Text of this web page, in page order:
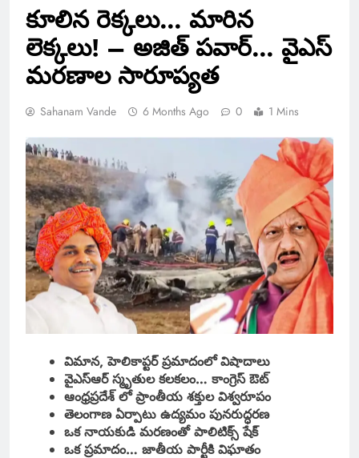
కూలిన రెక్కలు… మారిన
లెక్కలు! – అజిత్ పవార్… వైఎస్
మరణాల సారూప్యత
Sahanam Vande 6 Months Ago 0 1 Mins
విమాన, హెలికాప్టర్ ప్రమాదంలో విషాదాలు
వైఎస్ఆర్ స్మృతుల కలకలం… కాంగ్రెస్ ఔట్
ఆంధ్రప్రదేశ్ లో ప్రాంతీయ శక్తుల విశ్వరూపం
తెలంగాణ ఏర్పాటు ఉద్యమం పునరుద్ధరణ
ఒక నాయకుడి మరణంతో పాలిటిక్స్ షేక్
ఒక ప్రమాదం… జాతీయ పార్టీకి విఘాతం